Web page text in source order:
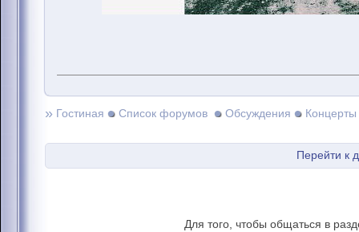
» Гостиная Список форумов Обсуждения Концерты
Перейти к
Для того, чтобы общаться в